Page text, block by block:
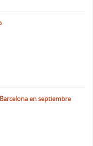
en septiembre